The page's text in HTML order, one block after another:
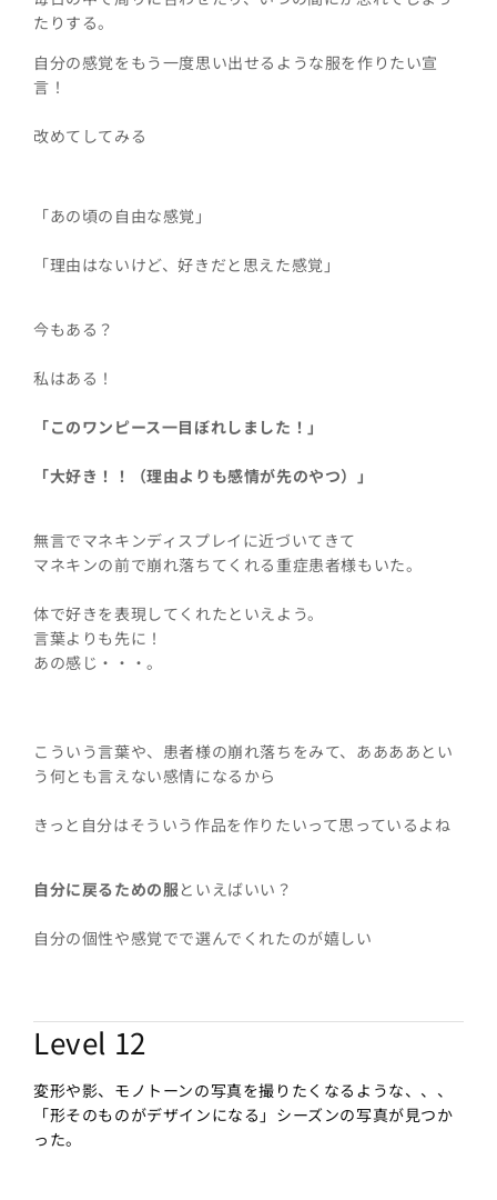
たりする。
自分の感覚をもう一度思い出せるような服を作りたい宣
言！
改めてしてみる
「あの頃の自由な感覚」
「理由はないけど、好きだと思えた感覚」
今もある？
私はある！
「このワンピース一目ぼれしました！」
「大好き！！（理由よりも感情が先のやつ）」
無言でマネキンディスプレイに近づいてきて
マネキンの前で崩れ落ちてくれる重症患者様もいた。
体で好きを表現してくれたといえよう。
言葉よりも先に！
あの感じ・・・。
こういう言葉や、患者様の崩れ落ちをみて、ああああとい
う何とも言えない感情になるから
きっと自分はそういう作品を作りたいって思っているよね
自分に戻るための服といえばいい？
自分の個性や感覚でで選んでくれたのが嬉しい
Level 12
変形や影、モノトーンの写真を撮りたくなるような、、、
「形そのものがデザインになる」シーズンの写真が見つか
った。